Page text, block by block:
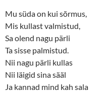
Mu süda on kui sõrmus,
Mis kullast valmistud,
Sa olend nagu pärli
Ta sisse palmistud.
Nii nagu pärli kullas
Nii läigid sina sääl
Ja kannad mind kah sala